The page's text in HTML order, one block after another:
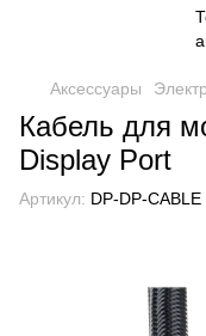
Аксессуары
Кабель для
Display Port
Артикул: DP-DP-CABLE